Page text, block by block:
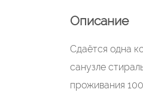
Описание
Сдаётся одна
санузле
проживания